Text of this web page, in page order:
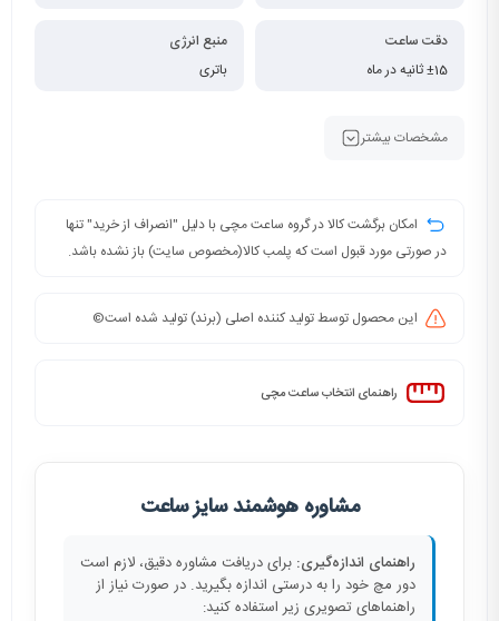
دقت ساعت
±15 ثانیه در ماه
منبع انرژی
باتری
مشخصات بیشتر
امکان برگشت کالا در گروه ساعت مچی با دلیل "انصراف از خرید" تنها
در صورتی مورد قبول است که پلمب کالا(مخصوص سایت) باز نشده باشد.
این محصول توسط تولید کننده اصلی (برند) تولید شده است©️
راهنمای انتخاب ساعت مچی
مشاوره هوشمند سایز ساعت
راهنمای اندازه‌گیری: برای دریافت مشاوره دقیق، لازم است
دور مچ خود را به درستی اندازه بگیرید. در صورت نیاز از
راهنماهای تصویری زیر استفاده کنید: